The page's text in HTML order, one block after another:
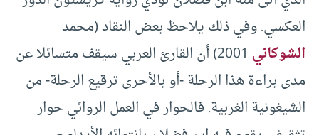
العكسي. وفي ذلك يلاحظ بعض النقاد (محمد
الشوكاني
2001) أن القارئ العربي سيقف متسائلا عن
مدى براءة هذا الرحلة -أو بالأحرى ترقيع الرحلة- من
الشيغونية الغربية. فالحوار في العمل الروائي حوار